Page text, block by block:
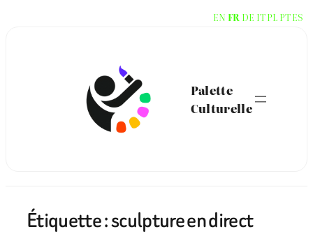
Palette
Culturelle
Étiquette :sculpture en direct
EN FR DE ITPL PTES